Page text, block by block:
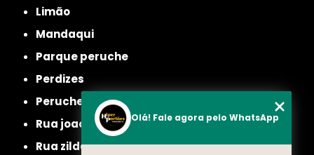
limão
mandaqui
parque peruche
perdizes
peruche
rua joao ruthe
rua zilda
Olá! Fale agora pelo WhatsApp